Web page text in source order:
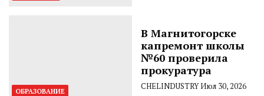
ОБРАЗОВАНИЕ
В Магнитогорске
капремонт школы
№60 проверила
прокуратура
CHELINDUSTRYИюл 30, 2026